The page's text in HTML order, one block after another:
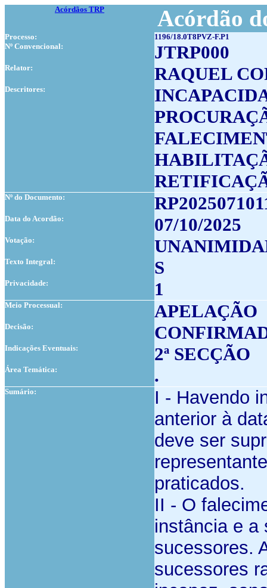
Acórdãos TRP Acórdão
Processo:
1196/18.0T8PVZ-F.P1
Nº Convencional:
JTRP000
Relator: RAQUEL
Descritores:
Nº do Documento:
Data do Acordão: 07/10/2025
Votação:
Texto Integral: S
Privacidade: 1
Meio Processual: APELAÇÃO
Decisão:
Indicações Eventuais: 2ª SECÇÃO
Área Temática: .
Sumário:
I - Havendo
anterior à
deve ser
praticados.
II - O
instância e a
sucessores.
sucessores